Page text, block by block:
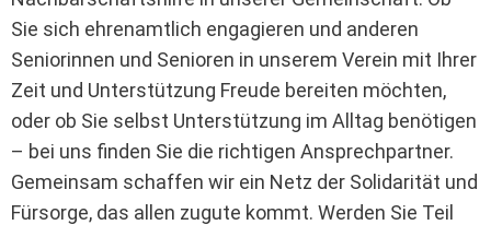
Sie sich ehrenamtlich engagieren und anderen
Seniorinnen und Senioren in unserem Verein mit Ihrer
Zeit und Unterstützung Freude bereiten möchten,
oder ob Sie selbst Unterstützung im Alltag benötigen
– bei uns finden Sie die richtigen Ansprechpartner.
Gemeinsam schaffen wir ein Netz der Solidarität und
Fürsorge, das allen zugute kommt. Werden Sie Teil